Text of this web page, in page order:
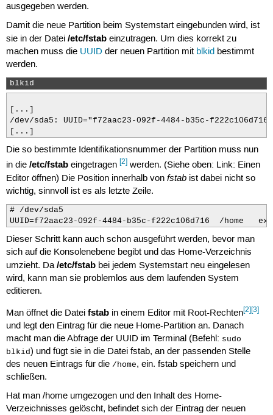
ausgegeben werden.
Damit die neue Partition beim Systemstart eingebunden wird, ist
sie in der Datei /etc/fstabeinzutragen. Um dies korrekt zu
machen muss die UUID der neuen Partition mit blkidbestimmt
werden.
blkid
[...]
/dev/sda5: UUID="f72aac23-092f-4484-b35c-
[...]
Die so bestimmte Identifikationsnummer der Partition muss nun
in die /etc/fstabeingetragen [2]werden. (Siehe oben: Link: Einen
Editor öffnen) Die Position innerhalb von fstabist dabei nicht so
wichtig, sinnvoll ist es als letzte Zeile.
# /dev/sda5
UUID=f72aac23-092f-4484-b35c-f222c106d716  /home
Dieser Schritt kann auch schon ausgeführt werden, bevor man
sich auf die Konsolenebene begibt und das Home-Verzeichnis
umzieht. Da/etc/fstabbei jedem Systemstart neu eingelesen
wird, kann man sie problemlos aus dem laufenden System
editieren.
Man öffnet die Datei fstabin einem Editor mit Root-Rechten[2][3]
und legt den Eintrag für die neue Home-Partition an. Danach
macht man die Abfrage der UUID im Terminal (Befehl: sudo
blkid) und fügt sie in die Datei fstab, an der passenden Stelle
des neuen Eintrags für die /home, ein. fstab speichern und
schließen.
Hat man /home umgezogen und den Inhalt des Home-
Verzeichnisses gelöscht, befindet sich der Eintrag der neuen